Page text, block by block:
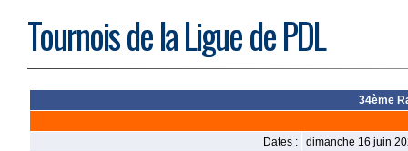
Tournois de la Ligue de PDL
34ème
Dates :
dimanche 16 juin